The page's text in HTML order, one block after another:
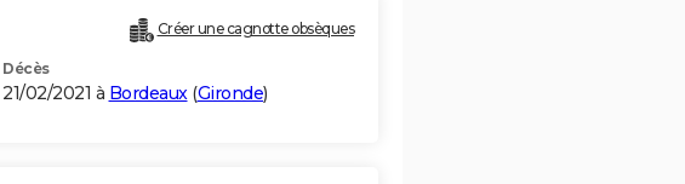
Créer une cagnotte obsèques
Décès
21/02/2021 à Bordeaux(Gironde)